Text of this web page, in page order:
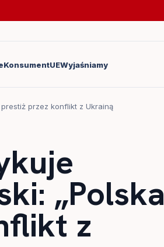
KonsumentUEWyjaśniamy
przez konflikt z Ukrainą
„Polska
z